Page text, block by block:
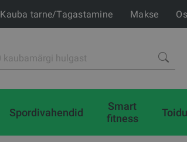
Kauba tarne/Tagastamine Makse
Spordivahendid
Smart
fitness